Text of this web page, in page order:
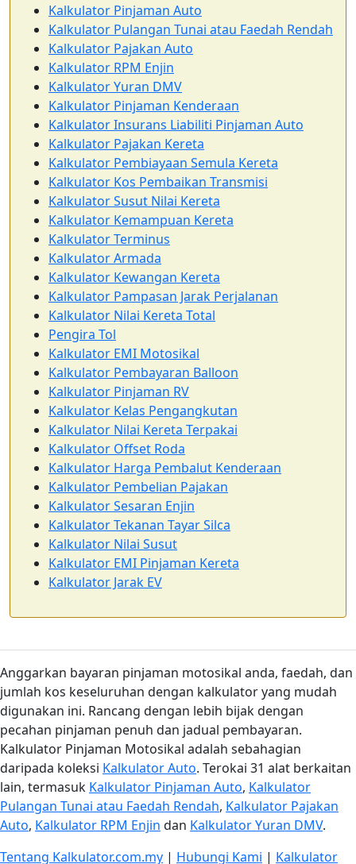
Kalkulator Pinjaman Auto
Kalkulator Pulangan Tunai atau Faedah Rendah
Kalkulator Pajakan Auto
Kalkulator RPM Enjin
Kalkulator Yuran DMV
Kalkulator Pinjaman Kenderaan
Kalkulator Insurans Liabiliti Pinjaman Auto
Kalkulator Pajakan Kereta
Kalkulator Pembiayaan Semula Kereta
Kalkulator Kos Pembaikan Transmisi
Kalkulator Susut Nilai Kereta
Kalkulator Kemampuan Kereta
Kalkulator Terminus
Kalkulator Armada
Kalkulator Kewangan Kereta
Kalkulator Pampasan Jarak Perjalanan
Kalkulator Nilai Kereta Total
Pengira Tol
Kalkulator EMI Motosikal
Kalkulator Pembayaran Balloon
Kalkulator Pinjaman RV
Kalkulator Kelas Pengangkutan
Kalkulator Nilai Kereta Terpakai
Kalkulator Offset Roda
Kalkulator Harga Pembalut Kenderaan
Kalkulator Pembelian Pajakan
Kalkulator Sesaran Enjin
Kalkulator Tekanan Tayar Silca
Kalkulator Nilai Susut
Kalkulator EMI Pinjaman Kereta
Kalkulator Jarak EV
Anggarkan bayaran pinjaman motosikal anda, faedah, dan
jumlah kos keseluruhan dengan kalkulator yang mudah
digunakan ini. Rancang dengan lebih bijak dengan
pecahan pinjaman penuh dan jadual pembayaran.
Kalkulator Pinjaman Motosikal adalah sebahagian
daripada koleksi Kalkulator Auto. Terokai 31 alat berkaitan
lain, termasuk Kalkulator Pinjaman Auto, Kalkulator
Pulangan Tunai atau Faedah Rendah, Kalkulator Pajakan
Auto, Kalkulator RPM Enjin dan Kalkulator Yuran DMV.
Tentang Kalkulator.com.my | Hubungi Kami | Kalkulator